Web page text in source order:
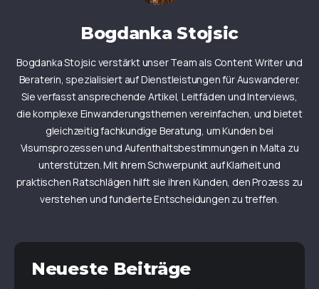
Bogdanka Stojsic
Bogdanka Stojsic verstärkt unser Team als Content Writer und
Beraterin, spezialisiert auf Dienstleistungen für Auswanderer.
Sie verfasst ansprechende Artikel, Leitfäden und Interviews,
die komplexe Einwanderungsthemen vereinfachen, und bietet
gleichzeitig fachkundige Beratung, um Kunden bei
Visumsprozessen und Aufenthaltsbestimmungen in Malta zu
unterstützen. Mit ihrem Schwerpunkt auf Klarheit und
praktischen Ratschlägen hilft sie ihren Kunden, den Prozess zu
verstehen und fundierte Entscheidungen zu treffen.
Neueste Beiträge